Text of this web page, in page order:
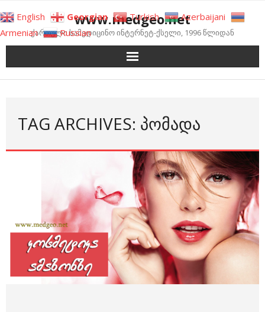
to
content
www.medgeo.net
ქართული სამედიცინო ინტერნეტ-ქსელი, 1996 წლიდან
TAG ARCHIVES: ᲞᲝᲛᲐᲓᲐ
English Georgian Turkish
Azerbaijani
Armenian
Russian